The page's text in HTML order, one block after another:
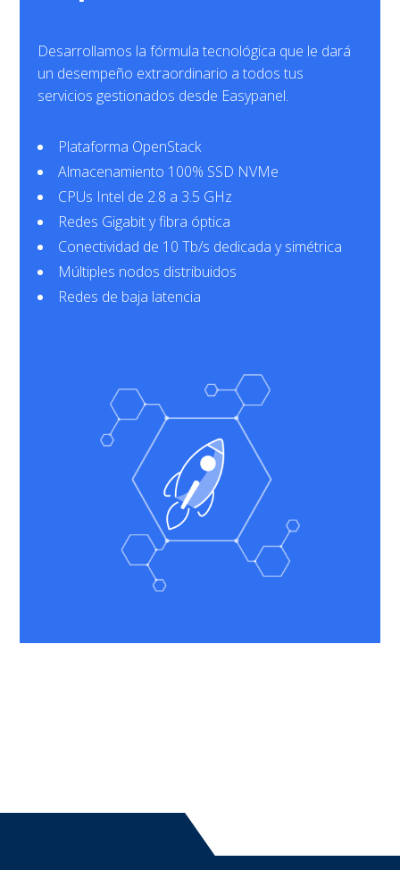
Desarrollamos la fórmula tecnológica que le dará
un desempeño extraordinario a todos tus
servicios gestionados desde Easypanel.
Plataforma OpenStack
Almacenamiento 100% SSD NVMe
CPUs Intel de 2.8 a 3.5 GHz
Redes Gigabit y fibra óptica
Conectividad de 10 Tb/s dedicada y simétrica
Múltiples nodos distribuidos
Redes de baja latencia